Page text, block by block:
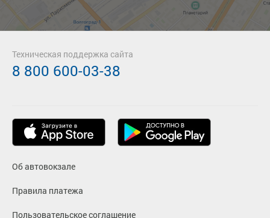
Об автовокзале
Правила платежа
Пользовательское соглашение
Техническая поддержка сайта
8 800 600-03-38